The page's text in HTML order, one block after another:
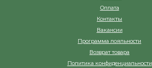
Оплата
Контакты
Вакансии
Программа лояльности
Возврат товара
Политика конфиденциальности